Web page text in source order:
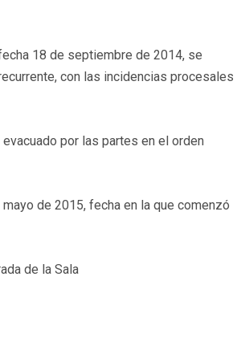
18 de septiembre de 2014, se
con las incidencias procesales
por las partes en el orden
de 2015, fecha en la que comenzó
de la Sala